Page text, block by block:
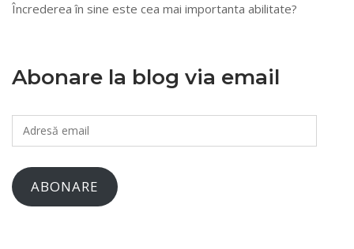
Încrederea în sine este cea mai importanta abilitate?
Abonare la blog via email
Adresă
email
ABONARE